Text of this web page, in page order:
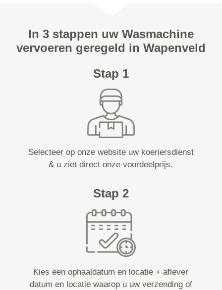
In 3 stappen uw Wasmachine
vervoeren geregeld in Wapenveld
Stap 1
Selecteer op onze website uw koeriersdienst
& u ziet direct onze voordeelprijs.
Stap 2
Kies een ophaaldatum en locatie + aflever
datum en locatie waarop u uw verzending of